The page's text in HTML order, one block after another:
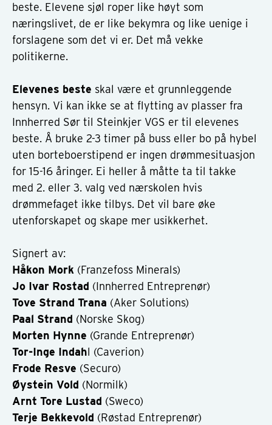
beste. Elevene sjøl roper like høyt som
næringslivet, de er like bekymra og like uenige i
forslagene som det vi er. Det må vekke
politikerne.
Elevenes beste skal være et grunnleggende
hensyn. Vi kan ikke se at flytting av plasser fra
Innherred Sør til Steinkjer VGS er til elevenes
beste. Å bruke 2-3 timer på buss eller bo på hybel
uten borteboerstipend er ingen drømmesituasjon
for 15-16 åringer. Ei heller å måtte ta til takke
med 2. eller 3. valg ved nærskolen hvis
drømmefaget ikke tilbys. Det vil bare øke
utenforskapet og skape mer usikkerhet.
Signert av:
Håkon Mork (Franzefoss Minerals)
Jo Ivar Rostad (Innherred Entreprenør)
Tove Strand Trana (Aker Solutions)
Paal Strand (Norske Skog)
Morten Hynne (Grande Entreprenør)
Tor-Inge Indahl (Caverion)
Frode Resve (Securo)
Øystein Vold (Normilk)
Arnt Tore Lustad (Sweco)
Terje Bekkevold (Røstad Entreprenør)